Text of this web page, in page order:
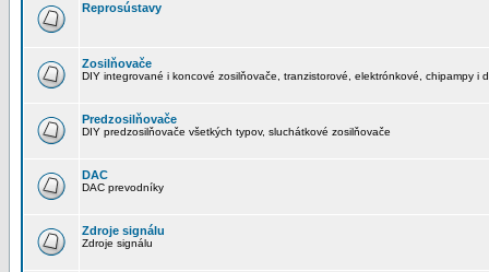
Reprosústavy
Zosilňovače
DIY integrované i koncové zosilňovače, tranzistorové, elektrónkové, chipampy i
Predzosilňovače
DIY predzosilňovače všetkých typov, sluchátkové zosilňovače
DAC
DAC prevodníky
Zdroje signálu
Zdroje signálu